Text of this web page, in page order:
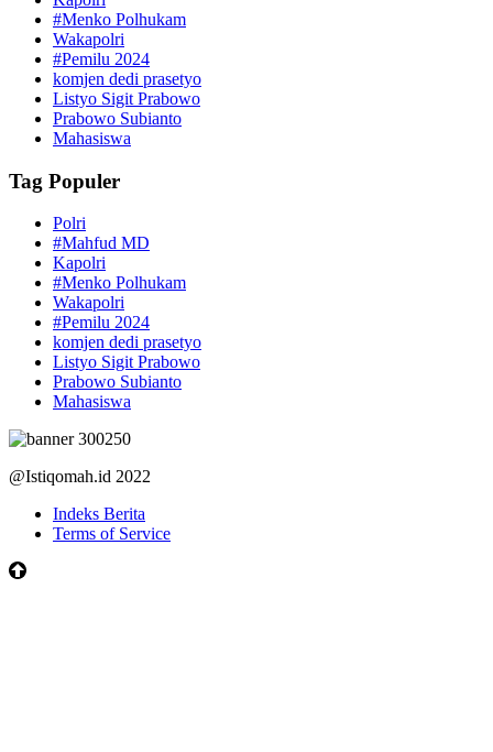
#Menko Polhukam
Wakapolri
#Pemilu 2024
komjen dedi prasetyo
Listyo Sigit Prabowo
Prabowo Subianto
Mahasiswa
Tag Populer
Polri
#Mahfud MD
Kapolri
#Menko Polhukam
Wakapolri
#Pemilu 2024
komjen dedi prasetyo
Listyo Sigit Prabowo
Prabowo Subianto
Mahasiswa
@Istiqomah.id 2022
Indeks Berita
Terms of Service